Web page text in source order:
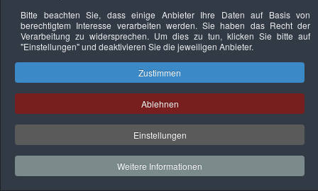
Datenschutzerklärung Urheberrechtsnachweise Nachhaltigkeit
Copyright © 2026. Bundesverband Deutscher
Sachverständiger und Fachgutachter e.V..
Bitte beachten Sie, dass einige Anbieter Ihre Daten auf Basis von
berechtigtem Interesse verarbeiten werden. Sie haben das Recht der
Verarbeitung zu widersprechen. Um dies zu tun, klicken Sie bitte auf
"Einstellungen"und deaktivieren Sie die jeweiligen Anbieter.
Zustimmen
Ablehnen
Einstellungen
Weitere Informationen